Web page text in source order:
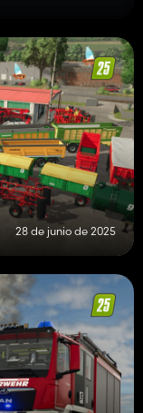
28 de junio de 2025